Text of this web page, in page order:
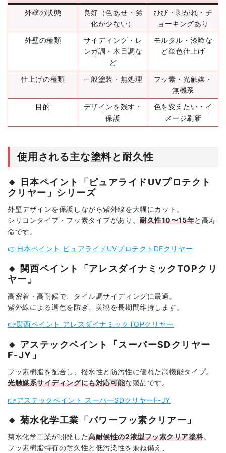
外壁の状態
良好（色あせ・劣
化が少ない）
ひび・剥がれ・チ
ョーキングあり
外壁の種類
サイディング・レ
ンガ調・木目調な
ど
モルタル・漆喰な
ど単色仕上げ
仕上げの種類 一般塗装・無処理
フッ素・光触媒・
無機系
目的
デザインを残す・
保護
色を変えたい・イ
メージ刷新
使用される主な塗料と耐久性
🔸 日本ペイント「ピュアライドUVプロテクト
クリヤー」シリーズ
外壁デザインを保護しながら紫外線を大幅にカット。
シリコンタイプ・フッ素タイプがあり、耐久性10〜15年と高寿
命です。
👉日本ペイント ピュアライドUVプロテクトDFクリヤー
🔸 関西ペイント「アレスダイナミックTOPクリ
ヤー」
高密着・高耐候で、タイル調サイディングに最適。
紫外線による退色を防ぎ、美観を長期間維持します。
👉関西ペイント アレスダイナミックTOPクリヤー
🔸 アステックペイント「スーパーSDクリヤー
F-JY」
フッ素樹脂を配合し、撥水性と防汚性に優れた高機能タイプ。
光触媒系サイディングにも対応可能な製品です。
👉アステックペイント スーパーSDクリヤーF-JY
🔸 菊水化学工業「パワーフッ素クリアー」
菊水化学工業が開発した高耐候性の2液型フッ素クリア塗料。
フッ素樹脂特有の耐久性と低汚染性を兼ね備え、